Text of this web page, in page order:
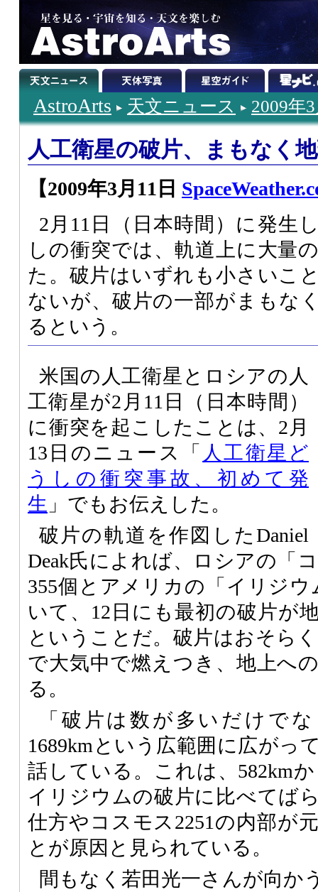
AstroArts 天文ニュース 2009年
人工衛星の破片、まもなく
【2009年3月11日
2月11日（日本時間）に発生
しの衝突では、軌道上に大量
た。破片はいずれも小さいこ
ないが、破片の一部がまもな
るという。
米国の人工衛星とロシアの人
工衛星が2月11日（日本時間）
に衝突を起こしたことは、2月
13日のニュース「 人工衛星ど
うしの衝突事故、初めて発
生 」でもお伝えした。
破片の軌道を作図したDaniel
Deak氏によれば、ロシアの「
355個とアメリカの「イリジウ
いて、12日にも最初の破片が
ということだ。破片はおそら
で大気中で燃えつき、地上へ
る。
「破片は数が多いだけで
1689kmという広範囲に広がっ
話している。これは、582km
イリジウムの破片に比べてば
仕方やコスモス2251の内部が
とが原因と見られている。
間もなく若田光一さんが向か